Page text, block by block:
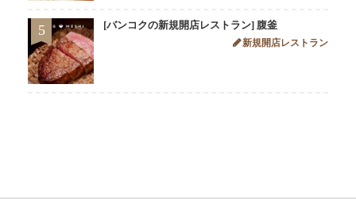
5 [バンコクの新規開店レストラン] 腹釜
新規開店レストラン